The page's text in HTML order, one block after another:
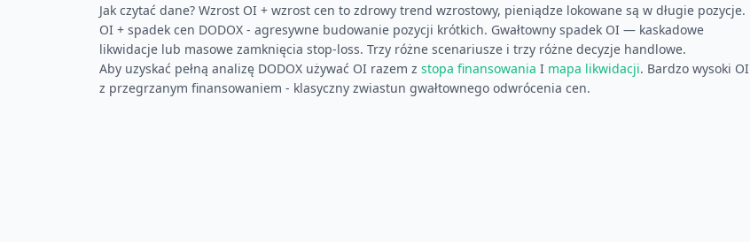
Jak czytać dane? Wzrost OI + wzrost cen to zdrowy trend wzrostowy, pieniądze lokowane są w długie pozycje.
OI + spadek cen DODOX - agresywne budowanie pozycji krótkich. Gwałtowny spadek OI — kaskadowe
likwidacje lub masowe zamknięcia stop-loss. Trzy różne scenariusze i trzy różne decyzje handlowe.
Aby uzyskać pełną analizę DODOX używać OI razem z stopa finansowania I mapa likwidacji. Bardzo wysoki OI
z przegrzanym finansowaniem - klasyczny zwiastun gwałtownego odwrócenia cen.